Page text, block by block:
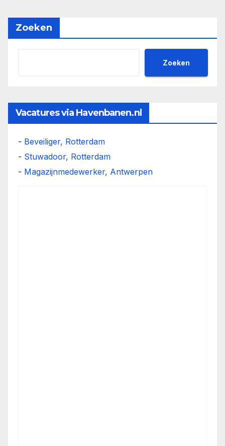
Zoeken
Zoeken
Vacatures via Havenbanen.nl
- Beveiliger, Rotterdam
- Stuwadoor, Rotterdam
- Magazijnmedewerker, Antwerpen